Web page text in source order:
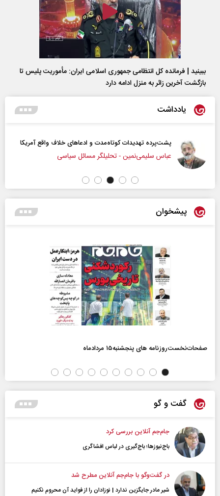
ببینید | فرمانده کل انتظامی جمهوری اسلامی ایران­: مأموریت پلیس تا
بازگشت آخرین زائر به منزل ادامه دارد
یادداشت
پشت‌پرده تهدیدات کوتاه‏‌مدت و ادعا‌های خلاف واقع آمریکا
عباس سلیمی‌نمین - تحلیلگر مسائل سیاسی
پیشخوان
صفحات‌نخست‌روزنامه ها‌ی پنجشنبه‌۱۵ مردادماه
گفت و گو
جام‌جم آنلاین بررسی کرد
باج‌نیوزها؛ باج‌گیری در لباس افشاگری
در گفت‌و‌گو با جام‌جم آنلاین مطرح شد
شیر مادر جایگزین ندارد | نوزادان را از فواید آن محروم نکنیم